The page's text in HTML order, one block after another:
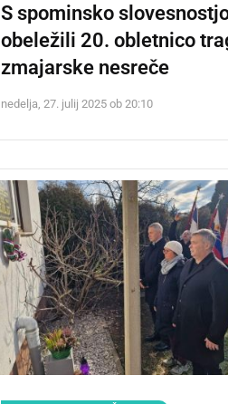
S spominsko
obeležili 20. obletnico
zmajarske nesreče
nedelja, 27. julij 2025 ob 20:10